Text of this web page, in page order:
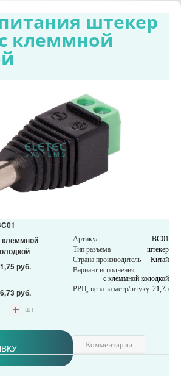
штекер
клеммной
клеммной
руб.
руб.
шт
Артикул
BC01
Тип разъема
штекер
Страна производитель
Китай
Вариант исполнения
с клеммной колодкой
РРЦ, цена за метр/штуку 21,75
Комментарии